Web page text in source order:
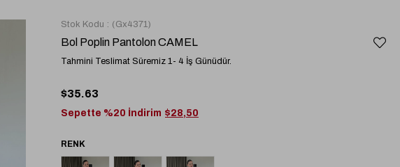
Stok Kodu (Gx4371)
Bol Poplin Pantolon CAMEL
Tahmini Teslimat Süremiz 1- 4 İş Günüdür.
$35.63
Sepette %20 İndirim $28,50